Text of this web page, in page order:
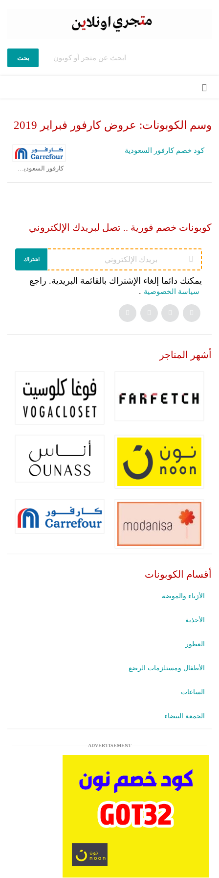
بحث
وسم الكوبونات: عروض كارفور فبراير 2019
كود خصم كارفور السعودية
كوبونات خصم فورية .. تصل لبريدك الإلكتروني
اشتراك
يمكنك دائما إلغاء الإشتراك بالقائمة البريدية. راجع
سياسة الخصوصية .
أشهر المتاجر
أقسام الكوبونات
الأزياء والموضة
الأحذية
العطور
الأطفال ومستلزمات الرضع
الساعات
الجمعة البيضاء
ADVERTISEMENT